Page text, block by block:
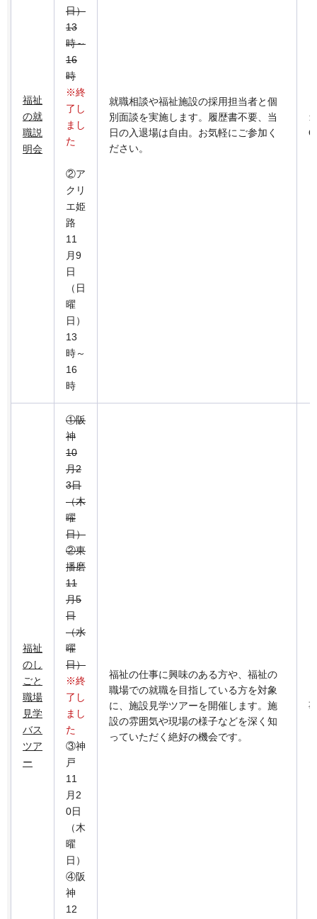
福祉
の就
職説
明会
日）
13
時～
16
時
※終
了し
まし
た
②ア
クリ
エ姫
路
11
月9
日
（日
曜
日）
13
時～
16
時
就職相談や福祉施設の採用担当者と個
別面談を実施します。履歴書不要、当
日の入退場は自由。お気軽にご参加く
ださい。
福祉
のし
ごと
職場
見学
バス
ツア
ー
①阪
神
10
月2
3日
（木
曜
日）
②東
播磨
11
月5
日
（水
曜
日）
※終
了し
まし
た
③神
戸
11
月2
0日
（木
曜
日）
④阪
神
12
福祉の仕事に興味のある方や、福祉の
職場での就職を目指している方を対象
に、施設見学ツアーを開催します。施
設の雰囲気や現場の様子などを深く知
っていただく絶好の機会です。